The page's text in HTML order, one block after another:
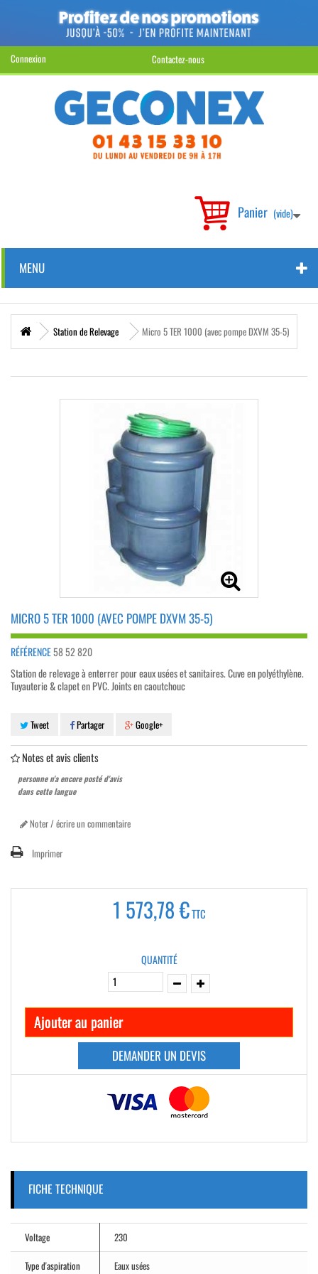
Connexion Contactez-nous
Panier (vide)
MENU
Station de Relevage Micro 5 TER 1000 (avec pompe DXVM 35-5)
MICRO 5 TER 1000 (AVEC POMPE DXVM 35-5)
RÉFÉRENCE58 52 820
Station de relevage à enterrer pour eaux usées et sanitaires. Cuve en polyéthylène.
Tuyauterie & clapet en PVC. Joints en caoutchouc
Tweet Partager Google+
Notes et avis clients
personne n'a encore posté d'avis
dans cette langue
Noter / écrire un commentaire
Imprimer
1 573,78 €TTC
QUANTITÉ
Ajouter au panier
DEMANDER UN DEVIS
FICHE TECHNIQUE
Voltage
230
Type d'aspiration
Eaux usées